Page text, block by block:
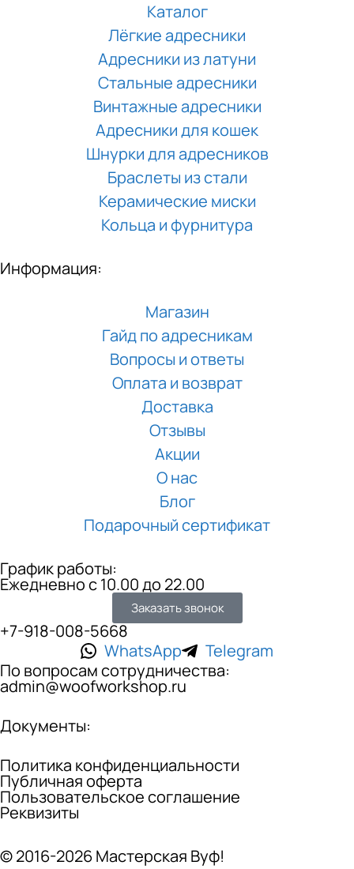
Каталог
Лёгкие адресники
Адресники из латуни
Стальные адресники
Винтажные адресники
Адресники для кошек
Шнурки для адресников
Браслеты из стали
Керамические миски
Кольца и фурнитура
Информация:
Магазин
Гайд по адресникам
Вопросы и ответы
Оплата и возврат
Доставка
Отзывы
Акции
О нас
Блог
Подарочный сертификат
График работы:
Ежедневно с 10.00 до 22.00
Заказать звонок
+7-918-008-5668
WhatsApp
Telegram
По вопросам сотрудничества:
admin@woofworkshop.ru
Документы:
Политика конфиденциальности
Публичная оферта
Пользовательское соглашение
Реквизиты
© 2016-2026 Мастерская Вуф!